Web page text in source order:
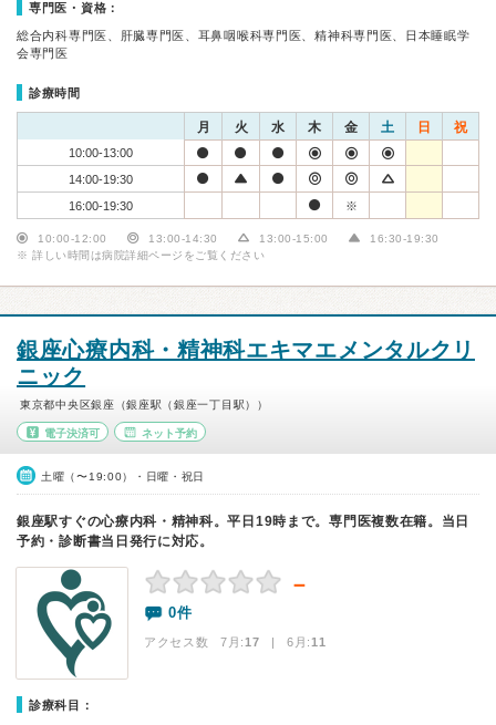
専門医・資格：
総合内科専門医、肝臓専門医、耳鼻咽喉科専門医、精神科専門医、日本睡眠学
会専門医
診療時間
月 火 水 木 金 土 日 祝
10:00-13:00
14:00-19:30
16:00-19:30
※
10:00-12:00 13:00-14:30 13:00-15:00
16:30-19:30
※ 詳しい時間は病院詳細ページをご覧ください
銀座心療内科・精神科エキマエメンタルクリ
ニック
東京都中央区銀座（銀座駅（銀座一丁目駅））
電子決済可 ネット予約
土曜（〜19:00）・日曜・祝日
銀座駅すぐの心療内科・精神科。平日19時まで。専門医複数在籍。当日
予約・診断書当日発行に対応。
－
0件
アクセス数 7月:17 | 6月:11
診療科目：